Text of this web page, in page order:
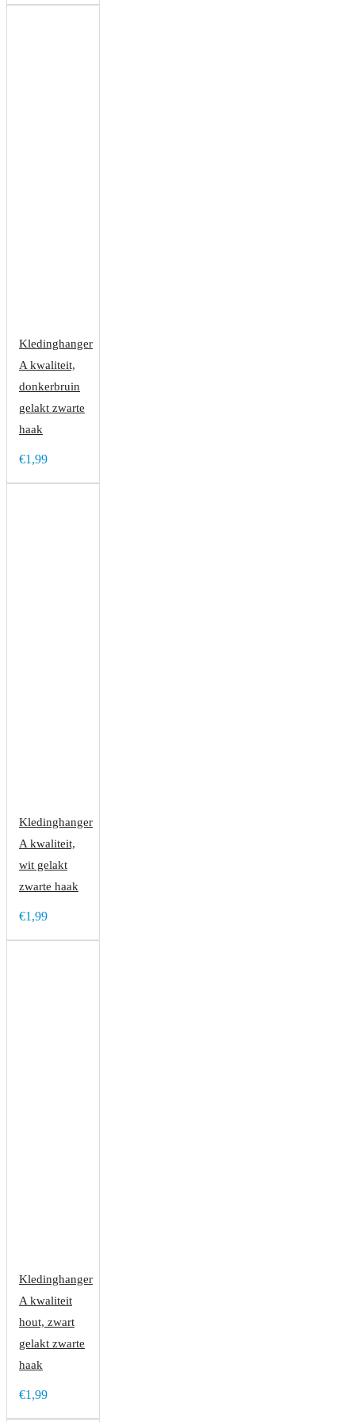
Kledinghanger
A kwaliteit,
donkerbruin
gelakt zwarte
haak
€1,99
Kledinghanger
A kwaliteit,
wit gelakt
zwarte haak
€1,99
Kledinghanger
A kwaliteit
hout, zwart
gelakt zwarte
haak
€1,99